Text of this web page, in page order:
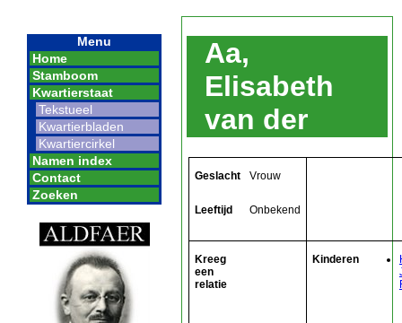
Menu
Home
Stamboom
Kwartierstaat
Tekstueel
Kwartierbladen
Kwartiercirkel
Namen index
Contact
Zoeken
Aa,
Elisabeth
van der
Geslacht Vrouw
Leeftijd Onbekend
Kreeg
een
relatie
Kinderen